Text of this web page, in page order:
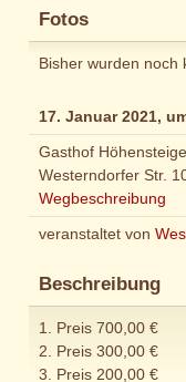
Fotos
Bisher wurden noch
17. Januar 2021,
Gasthof
Westerndorfer Str.
Wegbeschreibung
veranstaltet von
Beschreibung
1. Preis 700,00 €
2. Preis 300,00 €
3. Preis 200,00 €